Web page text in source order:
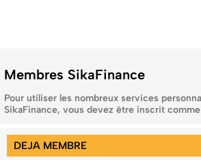
Membres SikaFinance
Pour utiliser les nombreux services
SikaFinance, vous devez être inscrit
DEJA MEMBRE